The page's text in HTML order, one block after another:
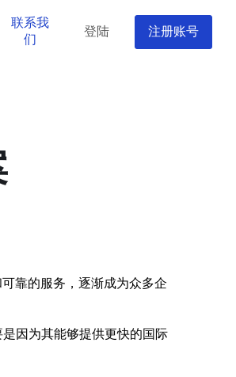
联系我
们
登陆 注册账号
靠的服务，逐渐成为众多企
因为其能够提供更快的国际